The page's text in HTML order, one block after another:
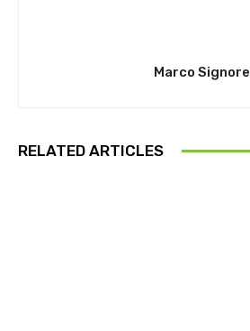
Marco Signore
RELATED ARTICLES